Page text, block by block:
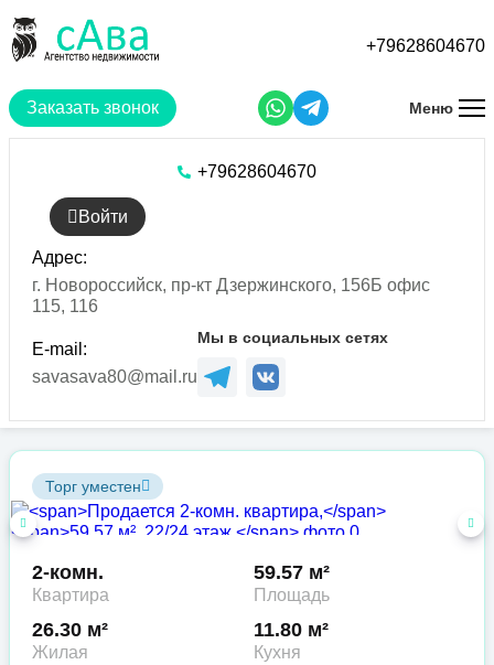
основному
Заказать звонок
+79628604670
Меню
+79628604670
Войти
Адрес:
г. Новороссийск, пр-кт Дзержинского, 156Б офис
115, 116
E-mail:
savasava80@mail.ru
Мы в социальных сетях
Торг уместен
2-комн.
Квартира
59.57 м²
Площадь
26.30 м²
Жилая
11.80 м²
Кухня